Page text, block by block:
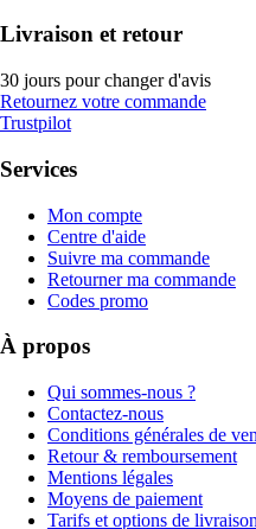
Livraison et retour
30 jours pour changer d'avis
Retournez votre commande
Trustpilot
Services
Mon compte
Centre d'aide
Suivre ma commande
Retourner ma commande
Codes promo
À propos
Qui sommes-nous ?
Contactez-nous
Conditions générales de
Retour & remboursement
Mentions légales
Moyens de paiement
Tarifs et options de livraison